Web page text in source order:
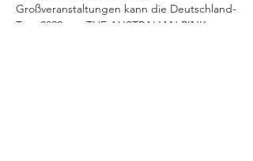
Großveranstaltungen kann die Deutschland-
Tour 2020 von THE AUSTRALIAN PINK